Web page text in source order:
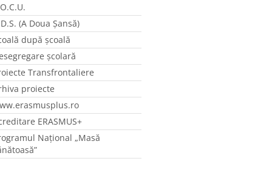
(A Doua Șansă)
după școală
școlară
Transfrontaliere
proiecte
ERASMUS+
Național „Masă